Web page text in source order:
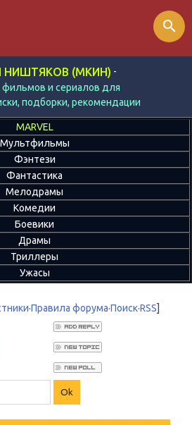
НИШТЯКОВ (МКИН) -
и сериалов для
подборки, рекомендации
search
MARVEL
Мультфильмы
Фэнтези
Фантастика
Мелодрамы
Комедии
Боевики
Драмы
Триллеры
Ужасы
·Правила форума·Поиск·RSS]